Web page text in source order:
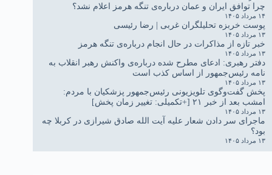
چرا توافق ایران و عمان درباره‌ی تنگه هرمز اعلام نشد؟
۱۴ مرداد ۱۴۰۵
پوست خربزه تحلیلگران غربی | رضا رئیسی
۱۳ مرداد ۱۴۰۵
خبر تازه از مذاکرات در حال انجام درباره‌ی تنگه هرمز
۱۳ مرداد ۱۴۰۵
دفتر رهبری: ادعای مطرح شده درباره‌ی واکنش رهبر انقلاب به
نامه رئیس‌جمهور از اساس کذب است
۱۳ مرداد ۱۴۰۵
پخش گفت‌وگوی تلویزیونی رئیس‌جمهور پزشکیان با مردم:
امشب بعد از خبر ۲۱ [+تکمیلی: تغییر زمان پخش]
۱۳ مرداد ۱۴۰۵
ماجرای سر دادن شعار علیه آیت الله صادق شیرازی در کربلا چه
بود؟
۱۳ مرداد ۱۴۰۵